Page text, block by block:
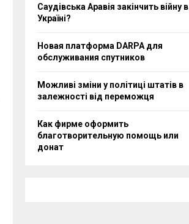
Саудівська Аравія закінчить війну в
Україні?
Новая платформа DARPA для
обслуживания спутников
Можливі зміни у політиці штатів в
залежності від переможця
Как фирме оформить
благотворительную помощь или
донат